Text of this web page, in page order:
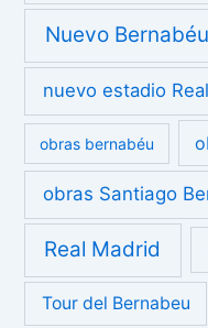
Nuevo Bernabéu
nuevo estadio
obras bernabéu
obras Santiago
Real Madrid
Tour del Bernabeu